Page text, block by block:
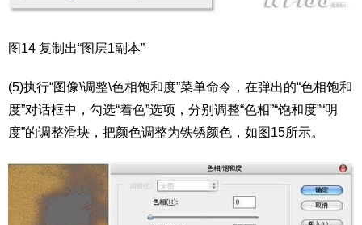
图14 复制出“图层1副本”
(5)执行“图像\调整\色相饱和度”菜单命令，在弹出的“色相饱和
度”对话框中，勾选“着色”选项，分别调整“色相”“饱和度”“明
度”的调整滑块，把颜色调整为铁锈颜色，如图15所示。